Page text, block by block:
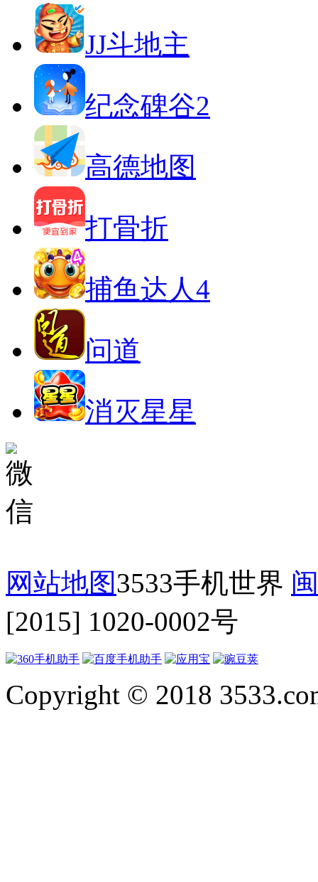
JJ斗地主
纪念碑谷2
高德地图
打骨折
捕鱼达人4
问道
消灭星星
网站地图3533手机世界
[2015] 1020-0002号
Copyright © 2018